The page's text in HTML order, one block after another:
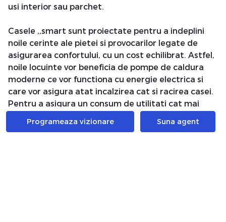
usi interior sau parchet.
Casele ,,smart sunt proiectate pentru a indeplini
noile cerinte ale pietei si provocarilor legate de
asigurarea confortului, cu un cost echilibrat. Astfel,
noile locuinte vor beneficia de pompe de caldura
moderne ce vor functiona cu energie electrica si
care vor asigura atat incalzirea cat si racirea casei.
Pentru a asigura un consum de utilitati cat mai
redus, casele vor fi izolate termic la cele mai inalte
standarde si vor beneficia de pregatiri de sisteme
Programeaza vizionare Suna agent